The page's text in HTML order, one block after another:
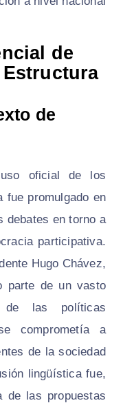
de
de
oficial de los
fue promulgado en
debates en torno a
participativa.
Hugo Chávez,
parte de un vasto
de las políticas
comprometía a
de la sociedad
lingüística fue,
de las propuestas